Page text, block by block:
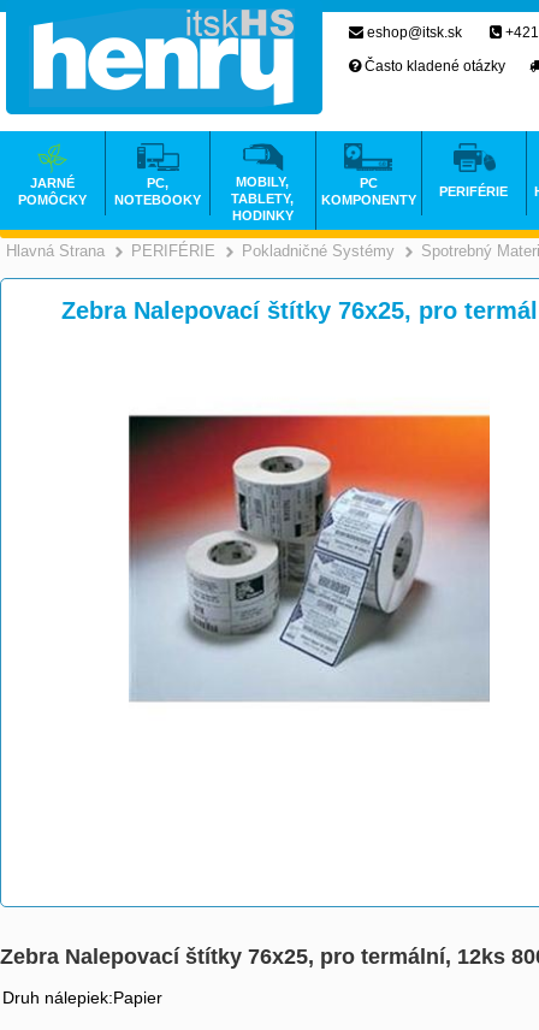
Hlavná Strana >
PERIFÉRIE >
Pokladničné Systémy Spotrebný
Zebra Nalepovací štítky 76x25, pro
Zebra Nalepovací štítky 76x25, pro termální, 12ks
Druh nálepiek:Papier
eshop@itsk.sk
Často kladené otázky
JARNÉ
POMÔCKY
PC,
NOTEBOOKY
MOBILY,
TABLETY,
HODINKY
PC
KOMPONENTY
PERIFÉRIE